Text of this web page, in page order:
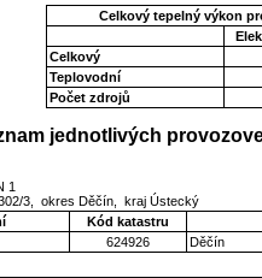
Celkový tepelný výkon
Celkový
Teplovodní
Počet zdrojů
jednotlivých
1
3, okres Děčín, kraj Ústecký
Kód katastru
624926 Děčín